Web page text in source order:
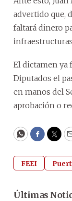
advertido que,
faltará dinero
El dictamen ya
Diputados el
en manos del
aprobación o
WhatsApp
FEEI
Últimas